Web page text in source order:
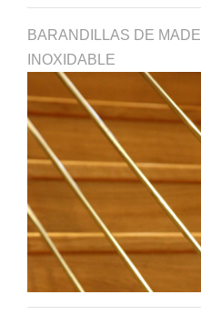
BARANDILLAS DE
INOXIDABLE